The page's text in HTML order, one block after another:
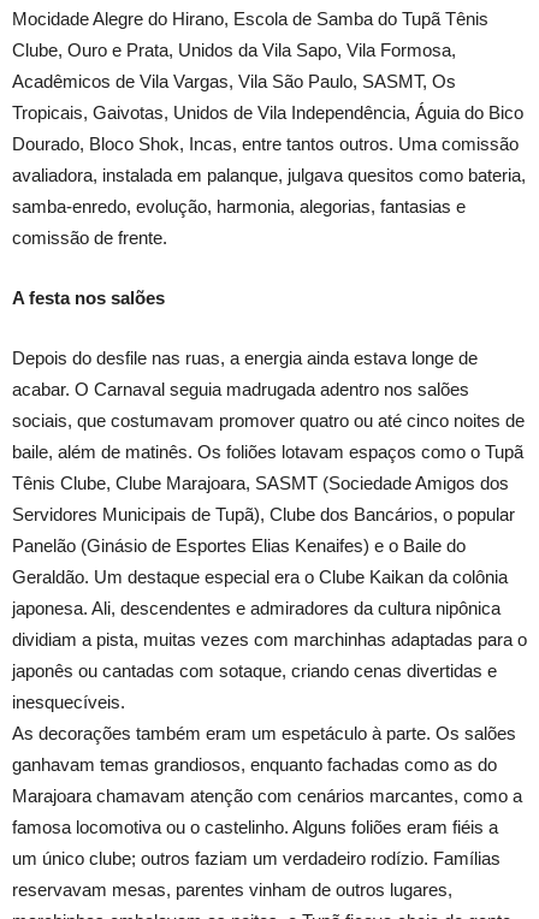
Mocidade Alegre do Hirano, Escola de Samba do Tupã Tênis
Clube, Ouro e Prata, Unidos da Vila Sapo, Vila Formosa,
Acadêmicos de Vila Vargas, Vila São Paulo, SASMT, Os
Tropicais, Gaivotas, Unidos de Vila Independência, Águia do Bico
Dourado, Bloco Shok, Incas, entre tantos outros. Uma comissão
avaliadora, instalada em palanque, julgava quesitos como bateria,
samba-enredo, evolução, harmonia, alegorias, fantasias e
comissão de frente.
A festa nos salões
Depois do desfile nas ruas, a energia ainda estava longe de
acabar. O Carnaval seguia madrugada adentro nos salões
sociais, que costumavam promover quatro ou até cinco noites de
baile, além de matinês. Os foliões lotavam espaços como o Tupã
Tênis Clube, Clube Marajoara, SASMT (Sociedade Amigos dos
Servidores Municipais de Tupã), Clube dos Bancários, o popular
Panelão (Ginásio de Esportes Elias Kenaifes) e o Baile do
Geraldão. Um destaque especial era o Clube Kaikan da colônia
japonesa. Ali, descendentes e admiradores da cultura nipônica
dividiam a pista, muitas vezes com marchinhas adaptadas para o
japonês ou cantadas com sotaque, criando cenas divertidas e
inesquecíveis.
As decorações também eram um espetáculo à parte. Os salões
ganhavam temas grandiosos, enquanto fachadas como as do
Marajoara chamavam atenção com cenários marcantes, como a
famosa locomotiva ou o castelinho. Alguns foliões eram fiéis a
um único clube; outros faziam um verdadeiro rodízio. Famílias
reservavam mesas, parentes vinham de outros lugares,